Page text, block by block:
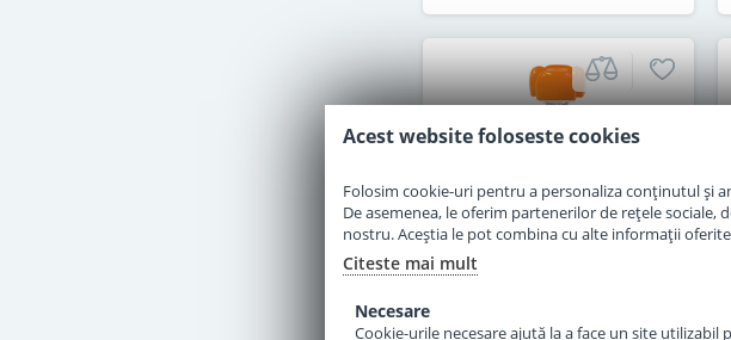
Acest website foloseste cookies
Folosim cookie-uri pentru a personaliza conținutul și
De asemenea, le oferim partenerilor de rețele
nostru. Aceștia le pot combina cu alte informații
Citeste mai mult
Necesare
Cookie-urile necesare ajută la a face un site